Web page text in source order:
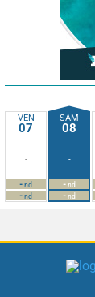
VEN
07
-
-nd
-nd
SAM
08
-
-nd
-nd